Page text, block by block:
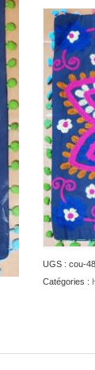
UGS : cou-
Catégories :